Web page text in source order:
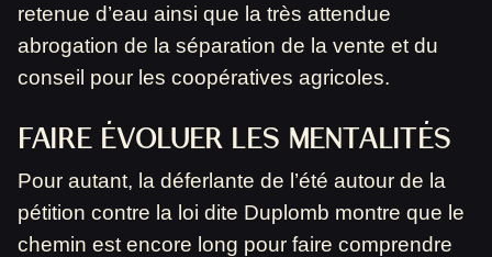
retenue d’eau ainsi que la très attendue
abrogation de la séparation de la vente et du
conseil pour les coopératives agricoles.
FAIRE ÉVOLUER LES MENTALITÉS
Pour autant, la déferlante de l’été autour de la
pétition contre la loi dite Duplomb montre que le
chemin est encore long pour faire comprendre